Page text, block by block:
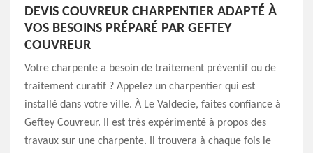
DEVIS COUVREUR CHARPENTIER ADAPTÉ À
VOS BESOINS PRÉPARÉ PAR GEFTEY
COUVREUR
Votre charpente a besoin de traitement préventif ou de
traitement curatif ? Appelez un charpentier qui est
installé dans votre ville. À Le Valdecie, faites confiance à
Geftey Couvreur. Il est très expérimenté à propos des
travaux sur une charpente. Il trouvera à chaque fois le